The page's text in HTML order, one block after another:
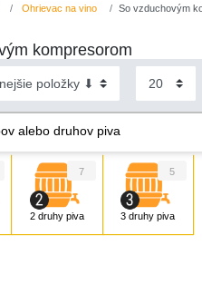
Ohrievac na vino So vzduchovým
kompresorom
alebo druhov piva
2 druhy piva
7
3 druhy piva
5